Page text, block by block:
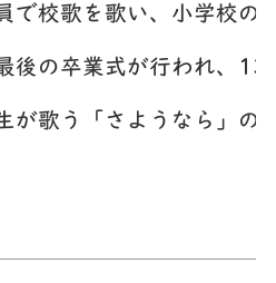
で校歌を歌い、小学校の
後の卒業式が行われ、
が歌う「さようなら」の